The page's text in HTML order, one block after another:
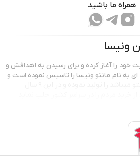
همراه ما باشید
ونیسا
از سال ۱۳۹۱ فعالیت خود را آغاز کرده و برای رسیدن به اهدافش و
به نام مانتو ونیسا را تاسیس نموده است و
خرید مردم را در سراسر کشور جلب نماید